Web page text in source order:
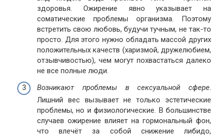
здоровья. Ожирение явно указывает на
соматические проблемы организма. Поэтому
встретить свою любовь, будучи тучным, не так-то
просто. Для этого нужно обладать массой других
положительных качеств (харизмой, дружелюбием,
отзывчивостью), чем могут похвастаться далеко
не все полные люди.
Возникают проблемы в сексуальной сфере.
Лишний вес вызывает не только эстетические
проблемы, но и физиологические. В большинстве
случаев ожирение влияет на гормональный фон,
что влечёт за собой снижение либидо,